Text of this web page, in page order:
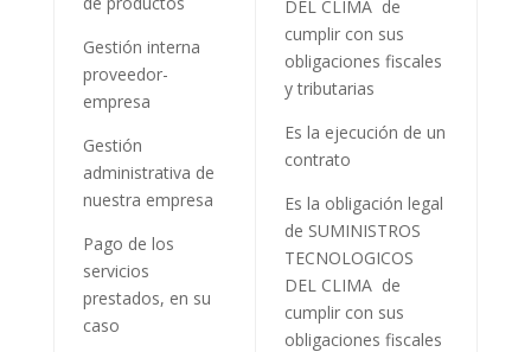
Gestión interna
proveedor-
empresa
Gestión
administrativa de
nuestra empresa
Pago de los
servicios
prestados, en su
caso
DEL CLIMA de
cumplir con sus
obligaciones fiscales
y tributarias
Es la ejecución de un
contrato
Es la obligación legal
de SUMINISTROS
TECNOLOGICOS
DEL CLIMA de
cumplir con sus
obligaciones fiscales